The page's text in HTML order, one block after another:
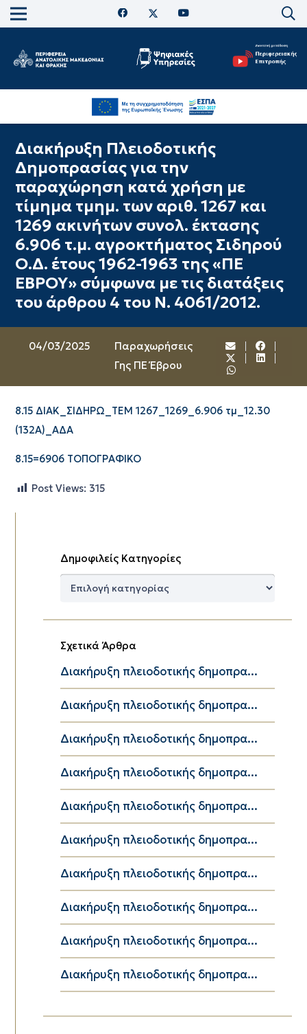
Διακήρυξη Πλειοδοτικής
Δημοπρασίας για την
παραχώρηση κατά χρήση με
τίμημα τμημ. των αριθ. 1267 και
1269 ακινήτων συνολ. έκτασης
6.906 τ.μ. αγροκτήματος Σιδηρού
Ο.Δ. έτους 1962-1963 της «ΠΕ
ΕΒΡΟΥ» σύμφωνα με τις διατάξεις
του άρθρου 4 του Ν. 4061/2012.
04/03/2025
Παραχωρήσεις
Γης ΠΕ Έβρου
8.15 ΔΙΑΚ_ΣΙΔΗΡΩ_ΤΕΜ 1267_1269_6.906 τμ_12.30
(132Α)_ΑΔΑ
8.15=6906 ΤΟΠΟΓΡΑΦΙΚΟ
Post Views: 315
Δημοφιλείς Κατηγορίες
Δημοφιλείς
Σχετικά Άρθρα
Διακήρυξη πλειοδοτικής δημοπρα...
Διακήρυξη πλειοδοτικής δημοπρα...
Διακήρυξη πλειοδοτικής δημοπρα...
Διακήρυξη πλειοδοτικής δημοπρα...
Διακήρυξη πλειοδοτικής δημοπρα...
Διακήρυξη πλειοδοτικής δημοπρα...
Διακήρυξη πλειοδοτικής δημοπρα...
Διακήρυξη πλειοδοτικής δημοπρα...
Διακήρυξη πλειοδοτικής δημοπρα...
Διακήρυξη πλειοδοτικής δημοπρα...